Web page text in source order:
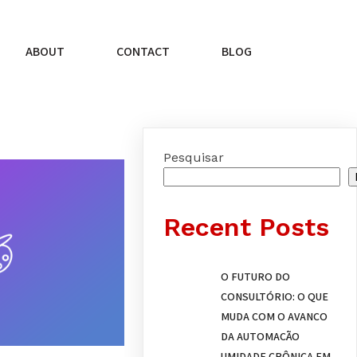
ABOUT CONTACT BLOG
Pesquisar
Recent Posts
O FUTURO DO
CONSULTÓRIO: O QUE
MUDA COM O AVANÇO
DA AUTOMAÇÃO